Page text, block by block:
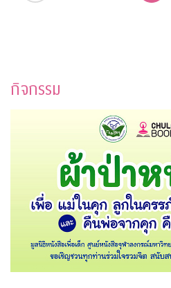
กิจกรรม